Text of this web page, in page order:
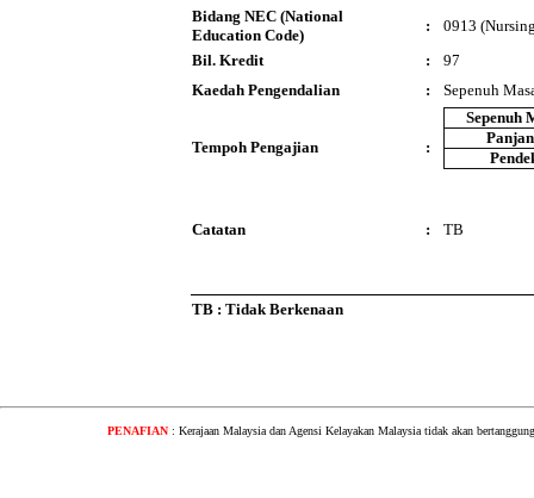
Bidang NEC (National
Education Code)
:
0913
Bil. Kredit
:
97
Kaedah Pengendalian
: Sepenuh
Tempoh Pengajian :
Sepenuh
Catatan : TB
TB : Tidak Berkenaan
PENAFIAN : Kerajaan Malaysia dan Agensi Kelayakan Malaysia tidak akan